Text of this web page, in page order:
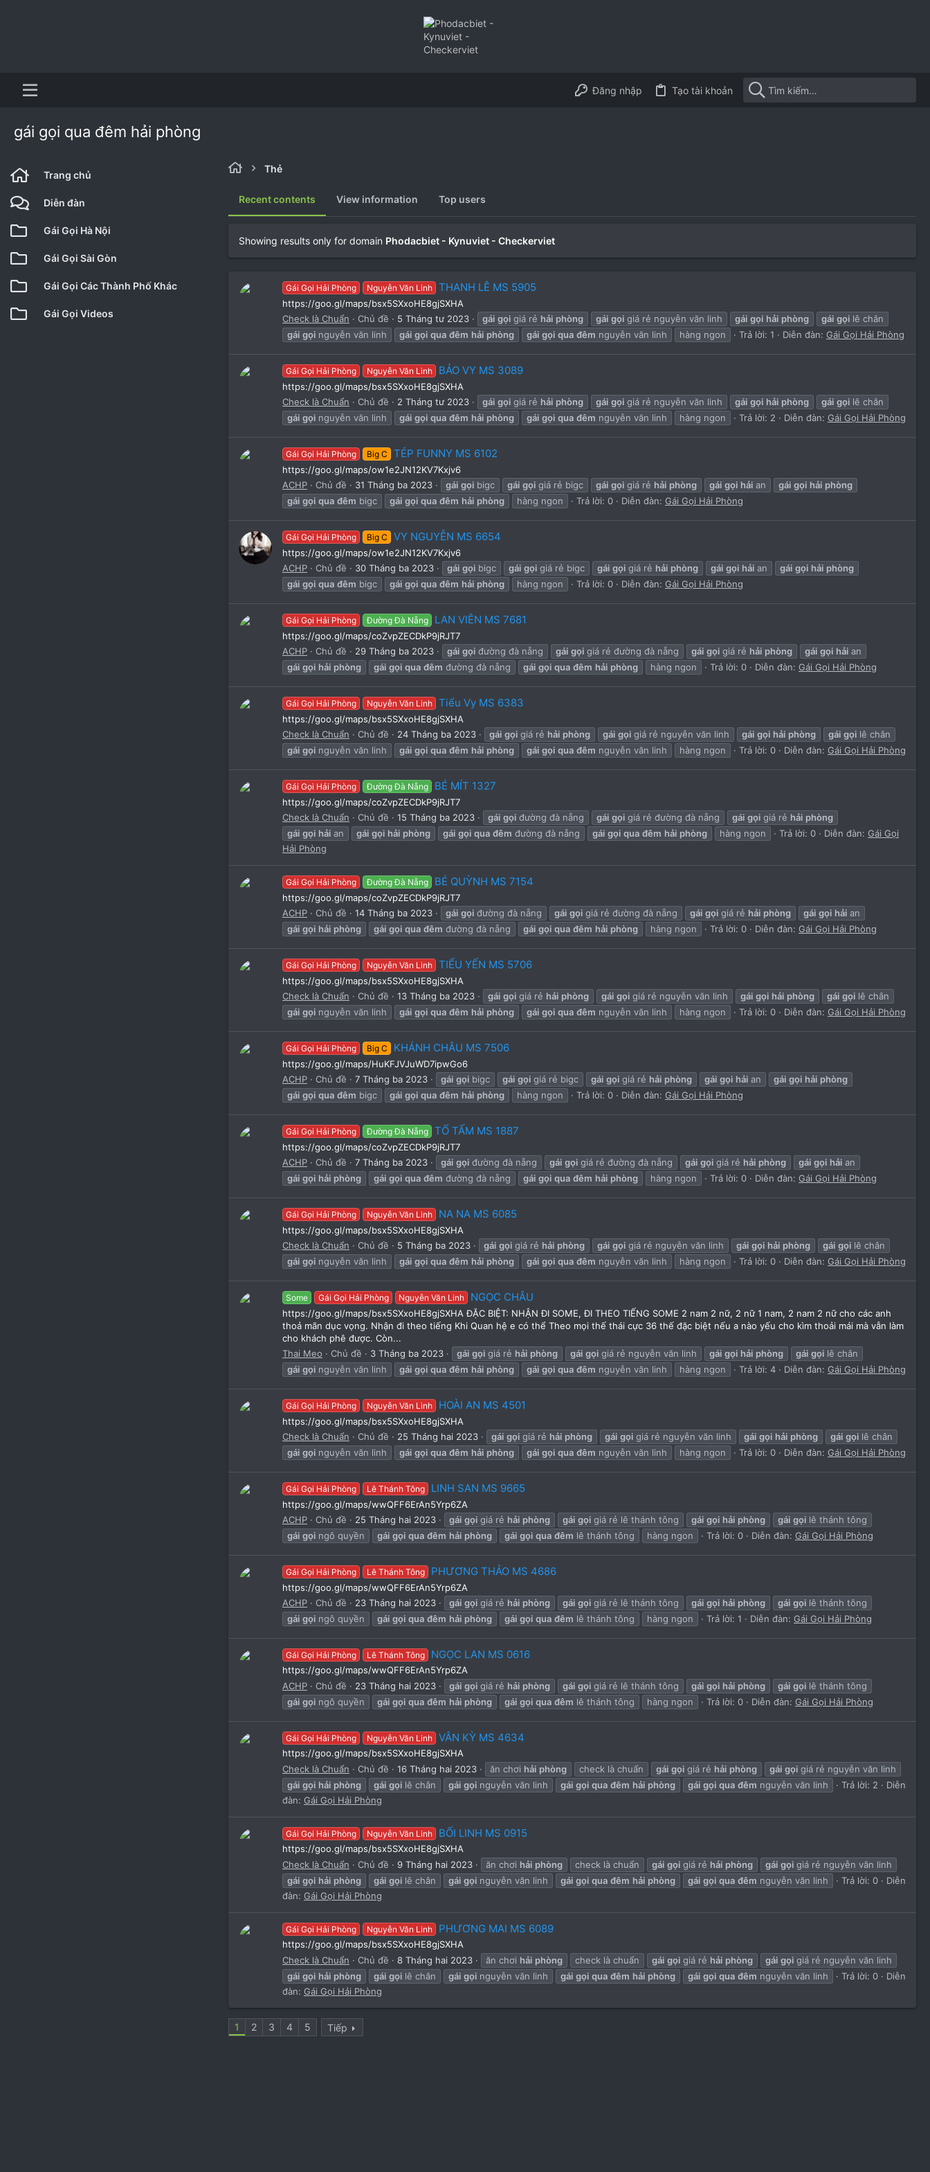
Đăng nhập Tạo tài khoản
gái gọi qua đêm hải phòng
Trang chủ
Diễn đàn
Gái Gọi Hà Nội
Gái Gọi Sài Gòn
Gái Gọi Các Thành Phố Khác
Gái Gọi Videos
Thẻ
Recent contents View information Top users
Showing results only for domain Phodacbiet - Kynuviet - Checkerviet
Gái Gọi Hải Phòng Nguyễn Văn Linh THANH LÊ MS 5905
https://goo.gl/maps/bsx5SXxoHE8gjSXHA
Check là Chuẩn
Chủ đề 5 Tháng tư 2023 gái gọi giá rẻ hải phòng gái gọi giá rẻ nguyễn văn linh gái gọi hải phòng gái gọi lê chân
gái gọi nguyễn văn linh gái gọi qua đêm hải phòng gái gọi qua đêm nguyễn văn linh hàng ngon Trả lời: 1 Diễn đàn: Gái Gọi Hải Phòng
Gái Gọi Hải Phòng Nguyễn Văn Linh BẢO VY MS 3089
https://goo.gl/maps/bsx5SXxoHE8gjSXHA
Check là Chuẩn
Chủ đề 2 Tháng tư 2023 gái gọi giá rẻ hải phòng gái gọi giá rẻ nguyễn văn linh gái gọi hải phòng gái gọi lê chân
gái gọi nguyễn văn linh gái gọi qua đêm hải phòng gái gọi qua đêm nguyễn văn linh hàng ngon Trả lời: 2 Diễn đàn: Gái Gọi Hải Phòng
Gái Gọi Hải Phòng Big C TÉP FUNNY MS 6102
https://goo.gl/maps/ow1e2JN12KV7Kxjv6
ACHP
Chủ đề 31 Tháng ba 2023 gái gọi bigc gái gọi giá rẻ bigc gái gọi giá rẻ hải phòng gái gọi hải an gái gọi hải phòng
gái gọi qua đêm bigc gái gọi qua đêm hải phòng hàng ngon Trả lời: 0 Diễn đàn: Gái Gọi Hải Phòng
Gái Gọi Hải Phòng Big C VY NGUYỄN MS 6654
https://goo.gl/maps/ow1e2JN12KV7Kxjv6
ACHP
Chủ đề 30 Tháng ba 2023 gái gọi bigc gái gọi giá rẻ bigc gái gọi giá rẻ hải phòng gái gọi hải an gái gọi hải phòng
gái gọi qua đêm bigc gái gọi qua đêm hải phòng hàng ngon Trả lời: 0 Diễn đàn: Gái Gọi Hải Phòng
Gái Gọi Hải Phòng Đường Đà Nẵng LAN VIÊN MS 7681
https://goo.gl/maps/coZvpZECDkP9jRJT7
ACHP
Chủ đề 29 Tháng ba 2023 gái gọi đường đà nẵng gái gọi giá rẻ đường đà nẵng gái gọi giá rẻ hải phòng gái gọi hải an
gái gọi hải phòng gái gọi qua đêm đường đà nẵng gái gọi qua đêm hải phòng hàng ngon Trả lời: 0 Diễn đàn: Gái Gọi Hải Phòng
Gái Gọi Hải Phòng Nguyễn Văn Linh Tiểu Vy MS 6383
https://goo.gl/maps/bsx5SXxoHE8gjSXHA
Check là Chuẩn
Chủ đề 24 Tháng ba 2023 gái gọi giá rẻ hải phòng gái gọi giá rẻ nguyễn văn linh gái gọi hải phòng gái gọi lê chân
gái gọi nguyễn văn linh gái gọi qua đêm hải phòng gái gọi qua đêm nguyễn văn linh hàng ngon Trả lời: 0 Diễn đàn: Gái Gọi Hải Phòng
Gái Gọi Hải Phòng Đường Đà Nẵng BÉ MÍT 1327
https://goo.gl/maps/coZvpZECDkP9jRJT7
Check là Chuẩn
Chủ đề 15 Tháng ba 2023 gái gọi đường đà nẵng gái gọi giá rẻ đường đà nẵng gái gọi giá rẻ hải phòng
gái gọi hải an gái gọi hải phòng gái gọi qua đêm đường đà nẵng gái gọi qua đêm hải phòng hàng ngon Trả lời: 0 Diễn đàn: Gái Gọi
Hải Phòng
Gái Gọi Hải Phòng Đường Đà Nẵng BÉ QUỲNH MS 7154
https://goo.gl/maps/coZvpZECDkP9jRJT7
ACHP
Chủ đề 14 Tháng ba 2023 gái gọi đường đà nẵng gái gọi giá rẻ đường đà nẵng gái gọi giá rẻ hải phòng gái gọi hải an
gái gọi hải phòng gái gọi qua đêm đường đà nẵng gái gọi qua đêm hải phòng hàng ngon Trả lời: 0 Diễn đàn: Gái Gọi Hải Phòng
Gái Gọi Hải Phòng Nguyễn Văn Linh TIỂU YẾN MS 5706
https://goo.gl/maps/bsx5SXxoHE8gjSXHA
Check là Chuẩn
Chủ đề 13 Tháng ba 2023 gái gọi giá rẻ hải phòng gái gọi giá rẻ nguyễn văn linh gái gọi hải phòng gái gọi lê chân
gái gọi nguyễn văn linh gái gọi qua đêm hải phòng gái gọi qua đêm nguyễn văn linh hàng ngon Trả lời: 0 Diễn đàn: Gái Gọi Hải Phòng
Gái Gọi Hải Phòng Big C KHÁNH CHÂU MS 7506
https://goo.gl/maps/HuKFJVJuWD7ipwGo6
ACHP
Chủ đề 7 Tháng ba 2023 gái gọi bigc gái gọi giá rẻ bigc gái gọi giá rẻ hải phòng gái gọi hải an gái gọi hải phòng
gái gọi qua đêm bigc gái gọi qua đêm hải phòng hàng ngon Trả lời: 0 Diễn đàn: Gái Gọi Hải Phòng
Gái Gọi Hải Phòng Đường Đà Nẵng TỐ TẤM MS 1887
https://goo.gl/maps/coZvpZECDkP9jRJT7
ACHP
Chủ đề 7 Tháng ba 2023 gái gọi đường đà nẵng gái gọi giá rẻ đường đà nẵng gái gọi giá rẻ hải phòng gái gọi hải an
gái gọi hải phòng gái gọi qua đêm đường đà nẵng gái gọi qua đêm hải phòng hàng ngon Trả lời: 0 Diễn đàn: Gái Gọi Hải Phòng
Gái Gọi Hải Phòng Nguyễn Văn Linh NA NA MS 6085
https://goo.gl/maps/bsx5SXxoHE8gjSXHA
Check là Chuẩn
Chủ đề 5 Tháng ba 2023 gái gọi giá rẻ hải phòng gái gọi giá rẻ nguyễn văn linh gái gọi hải phòng gái gọi lê chân
gái gọi nguyễn văn linh gái gọi qua đêm hải phòng gái gọi qua đêm nguyễn văn linh hàng ngon Trả lời: 0 Diễn đàn: Gái Gọi Hải Phòng
Some Gái Gọi Hải Phòng Nguyễn Văn Linh NGỌC CHÂU
https://goo.gl/maps/bsx5SXxoHE8gjSXHA ĐẶC BIỆT: NHẬN ĐI SOME, ĐI THEO TIẾNG SOME 2 nam 2 nữ, 2 nữ 1 nam, 2 nam 2 nữ cho các anh
thoả mãn dục vọng. Nhận đi theo tiếng Khi Quan hệ e có thể Theo mọi thế thái cực 36 thế đặc biệt nếu a nào yếu cho kìm thoải mái mà vẫn làm
cho khách phê được. Còn...
Thai Meo
Chủ đề 3 Tháng ba 2023 gái gọi giá rẻ hải phòng gái gọi giá rẻ nguyễn văn linh gái gọi hải phòng gái gọi lê chân
gái gọi nguyễn văn linh gái gọi qua đêm hải phòng gái gọi qua đêm nguyễn văn linh hàng ngon Trả lời: 4 Diễn đàn: Gái Gọi Hải Phòng
Gái Gọi Hải Phòng Nguyễn Văn Linh HOÀI AN MS 4501
https://goo.gl/maps/bsx5SXxoHE8gjSXHA
Check là Chuẩn
Chủ đề 25 Tháng hai 2023 gái gọi giá rẻ hải phòng gái gọi giá rẻ nguyễn văn linh gái gọi hải phòng gái gọi lê chân
gái gọi nguyễn văn linh gái gọi qua đêm hải phòng gái gọi qua đêm nguyễn văn linh hàng ngon Trả lời: 0 Diễn đàn: Gái Gọi Hải Phòng
Gái Gọi Hải Phòng Lê Thánh Tông LINH SAN MS 9665
https://goo.gl/maps/wwQFF6ErAn5Yrp6ZA
ACHP
Chủ đề 25 Tháng hai 2023 gái gọi giá rẻ hải phòng gái gọi giá rẻ lê thánh tông gái gọi hải phòng gái gọi lê thánh tông
gái gọi ngô quyền gái gọi qua đêm hải phòng gái gọi qua đêm lê thánh tông hàng ngon Trả lời: 0 Diễn đàn: Gái Gọi Hải Phòng
Gái Gọi Hải Phòng Lê Thánh Tông PHƯƠNG THẢO MS 4686
https://goo.gl/maps/wwQFF6ErAn5Yrp6ZA
ACHP
Chủ đề 23 Tháng hai 2023 gái gọi giá rẻ hải phòng gái gọi giá rẻ lê thánh tông gái gọi hải phòng gái gọi lê thánh tông
gái gọi ngô quyền gái gọi qua đêm hải phòng gái gọi qua đêm lê thánh tông hàng ngon Trả lời: 1 Diễn đàn: Gái Gọi Hải Phòng
Gái Gọi Hải Phòng Lê Thánh Tông NGỌC LAN MS 0616
https://goo.gl/maps/wwQFF6ErAn5Yrp6ZA
ACHP
Chủ đề 23 Tháng hai 2023 gái gọi giá rẻ hải phòng gái gọi giá rẻ lê thánh tông gái gọi hải phòng gái gọi lê thánh tông
gái gọi ngô quyền gái gọi qua đêm hải phòng gái gọi qua đêm lê thánh tông hàng ngon Trả lời: 0 Diễn đàn: Gái Gọi Hải Phòng
Gái Gọi Hải Phòng Nguyễn Văn Linh VÂN KỲ MS 4634
https://goo.gl/maps/bsx5SXxoHE8gjSXHA
Check là Chuẩn
Chủ đề 16 Tháng hai 2023 ăn chơi hải phòng check là chuẩn gái gọi giá rẻ hải phòng gái gọi giá rẻ nguyễn văn linh
gái gọi hải phòng gái gọi lê chân gái gọi nguyễn văn linh gái gọi qua đêm hải phòng gái gọi qua đêm nguyễn văn linh Trả lời: 2
Diễn
đàn: Gái Gọi Hải Phòng
Gái Gọi Hải Phòng Nguyễn Văn Linh BỐI LINH MS 0915
https://goo.gl/maps/bsx5SXxoHE8gjSXHA
Check là Chuẩn
Chủ đề 9 Tháng hai 2023 ăn chơi hải phòng check là chuẩn gái gọi giá rẻ hải phòng gái gọi giá rẻ nguyễn văn linh
gái gọi hải phòng gái gọi lê chân gái gọi nguyễn văn linh gái gọi qua đêm hải phòng gái gọi qua đêm nguyễn văn linh Trả lời: 0
Diễn
đàn: Gái Gọi Hải Phòng
Gái Gọi Hải Phòng Nguyễn Văn Linh PHƯƠNG MAI MS 6089
https://goo.gl/maps/bsx5SXxoHE8gjSXHA
Check là Chuẩn
Chủ đề 8 Tháng hai 2023 ăn chơi hải phòng check là chuẩn gái gọi giá rẻ hải phòng gái gọi giá rẻ nguyễn văn linh
gái gọi hải phòng gái gọi lê chân gái gọi nguyễn văn linh gái gọi qua đêm hải phòng gái gọi qua đêm nguyễn văn linh Trả lời: 0
Diễn
đàn: Gái Gọi Hải Phòng
1 2 3 4 5 Tiếp